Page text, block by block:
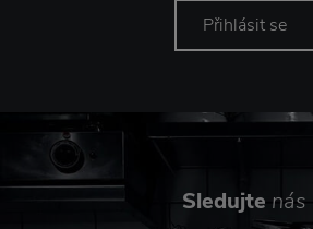
Přihlásit se
Sledujte nás